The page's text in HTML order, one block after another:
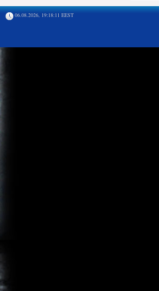
06.08.2026, 19:18:11 EEST